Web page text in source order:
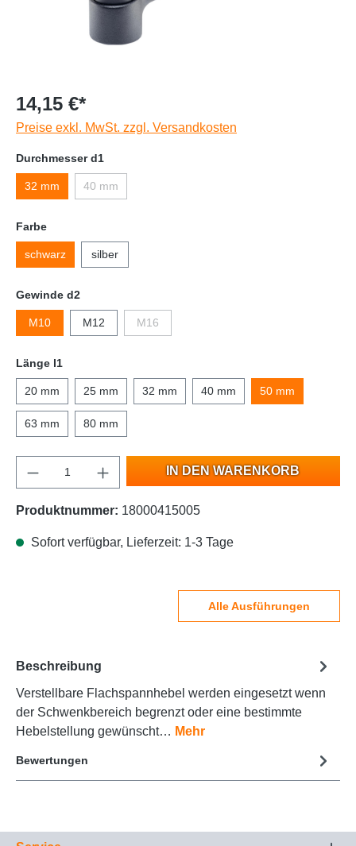
14,15 €*
Preise exkl. MwSt. zzgl. Versandkosten
Durchmesser d1
32 mm 40 mm
Farbe
schwarz silber
Gewinde d2
M10 M12 M16
Länge l1
20 mm 25 mm 32 mm 40 mm 50 mm
63 mm 80 mm
IN DEN WARENKORB
Produktnummer: 18000415005
Sofort verfügbar, Lieferzeit: 1-3 Tage
Alle Ausführungen
Beschreibung
Verstellbare Flachspannhebel werden eingesetzt wenn
der Schwenkbereich begrenzt oder eine bestimmte
Hebelstellung gewünscht… Mehr
Bewertungen